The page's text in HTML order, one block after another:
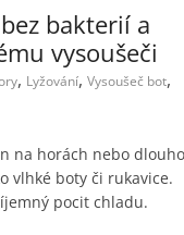
bakterií a
vysoušeči
, Lyžování, Vysoušeč bot,
na horách nebo
vlhké boty či rukavice.
pocit chladu.